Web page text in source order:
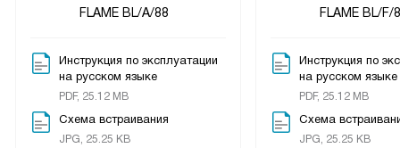
FLAME BL/A/88
Инструкция по эксплуатации
на русском языке
PDF, 25.12 MB
Схема встраивания
JPG, 25.25 KB
FLAME BL/F/
Инструкция по
на русском языке
PDF, 25.12 MB
Схема
JPG, 25.25 KB